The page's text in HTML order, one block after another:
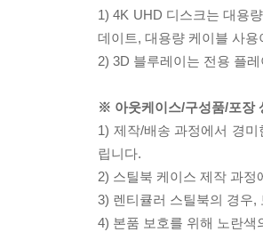
1) 4K UHD 디스크는 대용
데이트, 대용량 케이블 사용
2) 3D 블루레이는 전용 플
※ 아웃케이스/구성품/포장
1) 제작/배송 과정에서 경
립니다.
2) 스틸북 케이스 제작 과
3) 렌티큘러 스틸북의 경우,
4) 본품 보호를 위해 노란색